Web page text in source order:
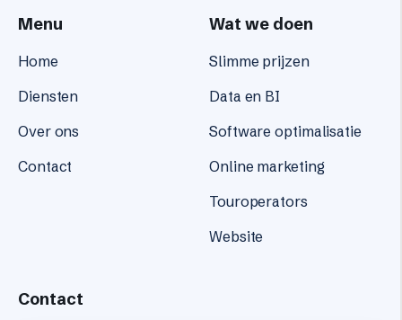
Menu
Home
Diensten
Over ons
Contact
Wat we doen
Slimme prijzen
Data en BI
Software optimalisatie
Online marketing
Touroperators
Website
Contact